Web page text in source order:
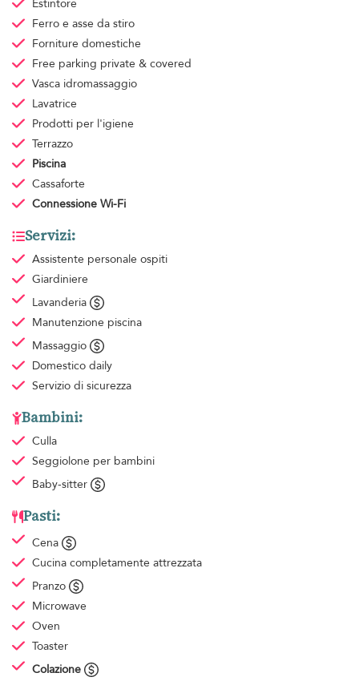
Estintore
Ferro e asse da stiro
Forniture domestiche
Free parking private & covered
Vasca idromassaggio
Lavatrice
Prodotti per l'igiene
Terrazzo
Piscina
Cassaforte
Connessione Wi-Fi
Servizi:
Assistente personale ospiti
Giardiniere
Lavanderia
Manutenzione piscina
Massaggio
Domestico daily
Servizio di sicurezza
Bambini:
Culla
Seggiolone per bambini
Baby-sitter
Pasti:
Cena
Cucina completamente attrezzata
Pranzo
Microwave
Oven
Toaster
Colazione